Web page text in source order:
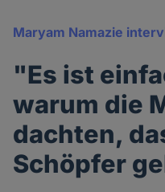
Maryam Namazie
"Es ist
warum die
dachten,
Schöpfer